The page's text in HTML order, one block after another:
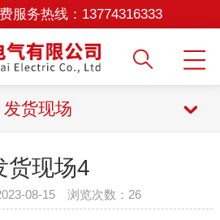
服务热线： 13774316333
发货现场
货现场4
08-15 浏览次数： 26